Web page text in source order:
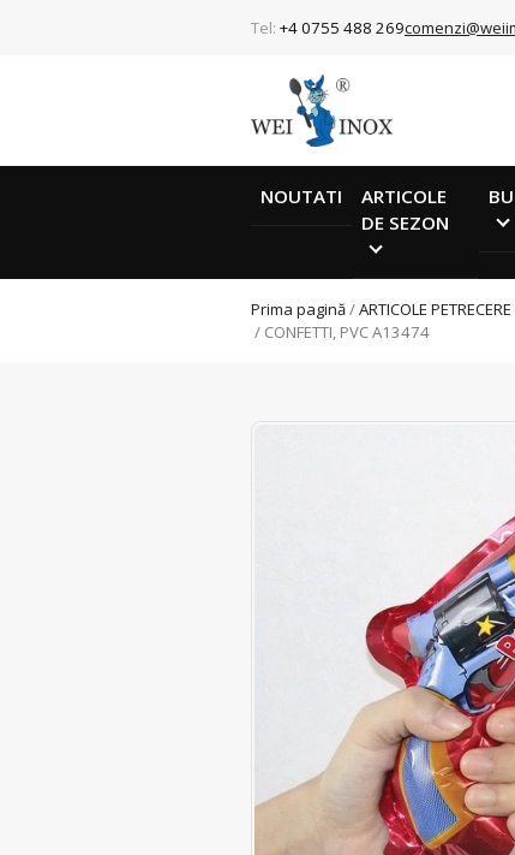
Tel: +4 0755 488 269
NOUTATI
ARTICOLE
DE SEZON
Prima pagină/ARTICOLE PETRECERE
/ CONFETTI, PVC A13474